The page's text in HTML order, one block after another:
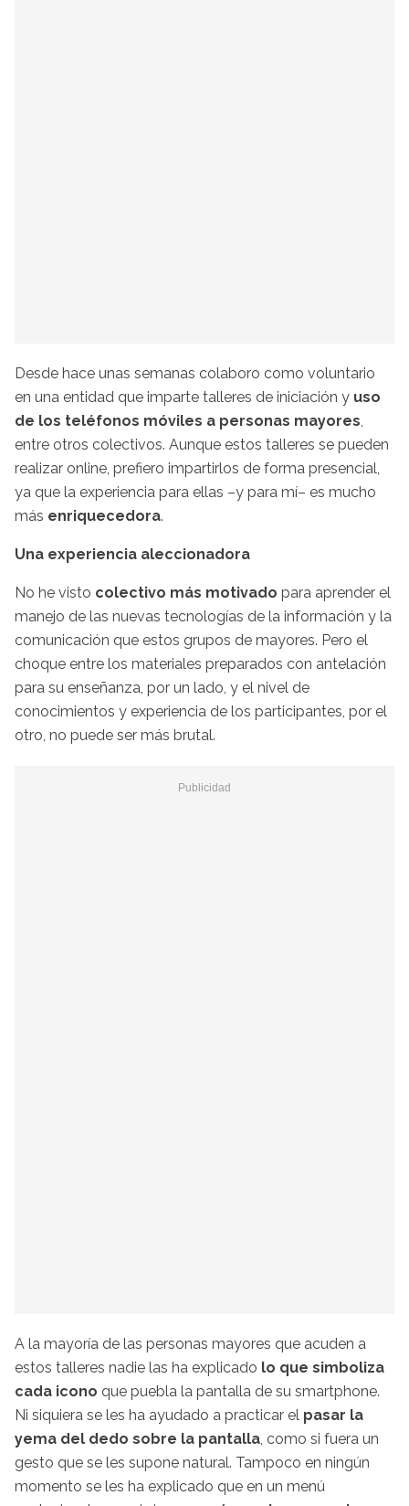
Desde hace unas semanas colaboro como voluntario
en una entidad que imparte talleres de iniciación y uso
de los teléfonos móviles a personas mayores
entre otros colectivos. Aunque estos talleres se pueden
realizar online, prefiero impartirlos de forma presencial,
ya que la experiencia para ellas –y para mí– es mucho
más enriquecedora.
Una experiencia aleccionadora
No he visto colectivo más motivado para aprender el
manejo de las nuevas tecnologías de la información y la
comunicación que estos grupos de mayores. Pero el
choque entre los materiales preparados con antelación
para su enseñanza, por un lado, y el nivel de
conocimientos y experiencia de los participantes, por el
otro, no puede ser más brutal.
A la mayoría de las personas mayores que acuden a
estos talleres nadie las ha explicado lo que simboliza
cada icono que puebla la pantalla de su smartphone.
Ni siquiera se les ha ayudado a practicar el pasar la
yema del dedo sobre la pantalla , como si fuera un
gesto que se les supone natural. Tampoco en ningún
momento se les ha explicado que en un menú